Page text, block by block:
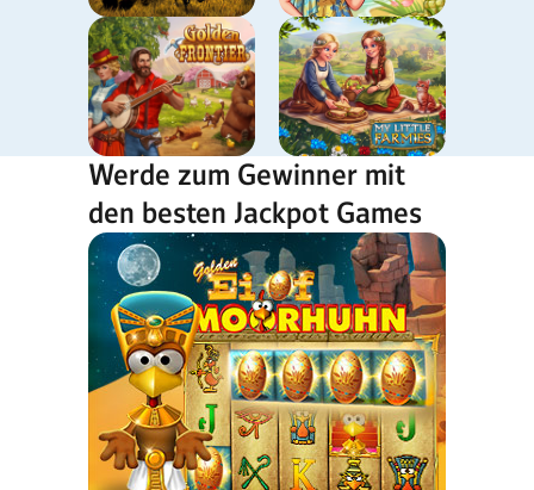
Werde zum Gewinner mit
den besten Jackpot Games